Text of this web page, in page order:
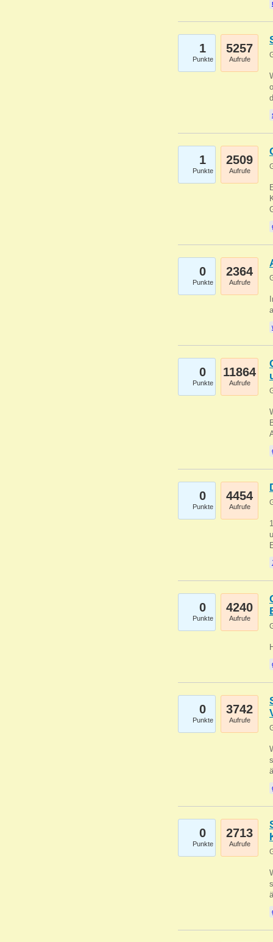
1
Punkte
5257
Aufrufe
1
Punkte
2509
Aufrufe
0
Punkte
2364
Aufrufe
0
Punkte
11864
Aufrufe
0
Punkte
4454
Aufrufe
0
Punkte
4240
Aufrufe
0
Punkte
3742
Aufrufe
0
Punkte
2713
Aufrufe